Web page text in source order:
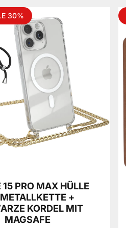
30%
15 PRO MAX HÜLLE
+
KORDEL MIT
MAGSAFE